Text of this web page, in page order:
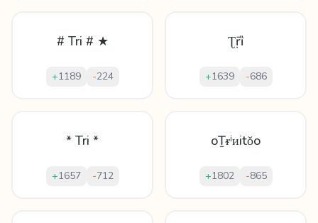
# Tri # ★
+1189 -224
Ʈṝȉ
+1639 -686
* Tri *
+1657 -712
oṮᵲⁱᴎіtǒo
+1802 -865